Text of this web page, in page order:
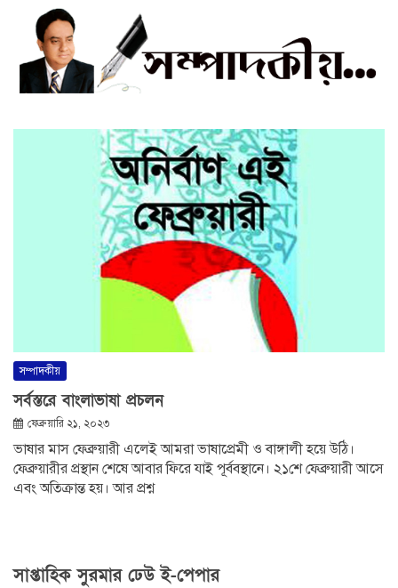
সম্পাদকীয়
সর্বস্তরে বাংলাভাষা প্রচলন
ফেব্রুয়ারি ২১, ২০২৩
ভাষার মাস ফেব্রুয়ারী এলেই আমরা ভাষাপ্রেমী ও বাঙ্গালী হয়ে উঠি।
ফেব্রুয়ারীর প্রস্থান শেষে আবার ফিরে যাই পূর্ববস্থানে। ২১শে ফেব্রুয়ারী আসে
এবং অতিক্রান্ত হয়। আর প্রশ্ন
সাপ্তাহিক সুরমার ঢেউ ই-পেপার